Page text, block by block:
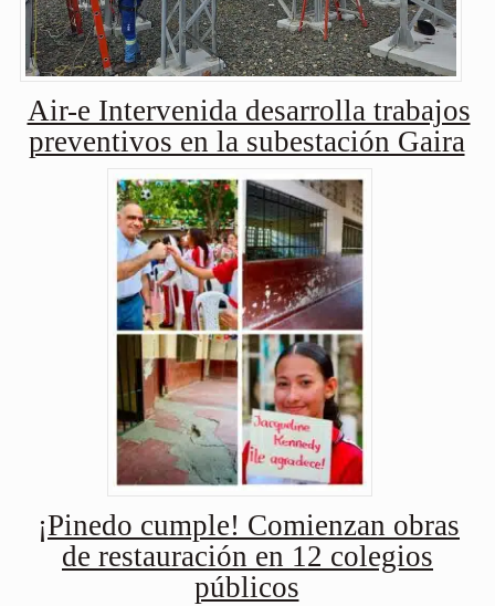
Air-e Intervenida desarrolla trabajos
preventivos en la subestación Gaira
¡Pinedo cumple! Comienzan obras
de restauración en 12 colegios
públicos